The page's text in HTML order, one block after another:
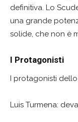
definitiva. Lo
una grande
solide, che non è
I Protagonisti
I protagonisti
Luis Turmena: